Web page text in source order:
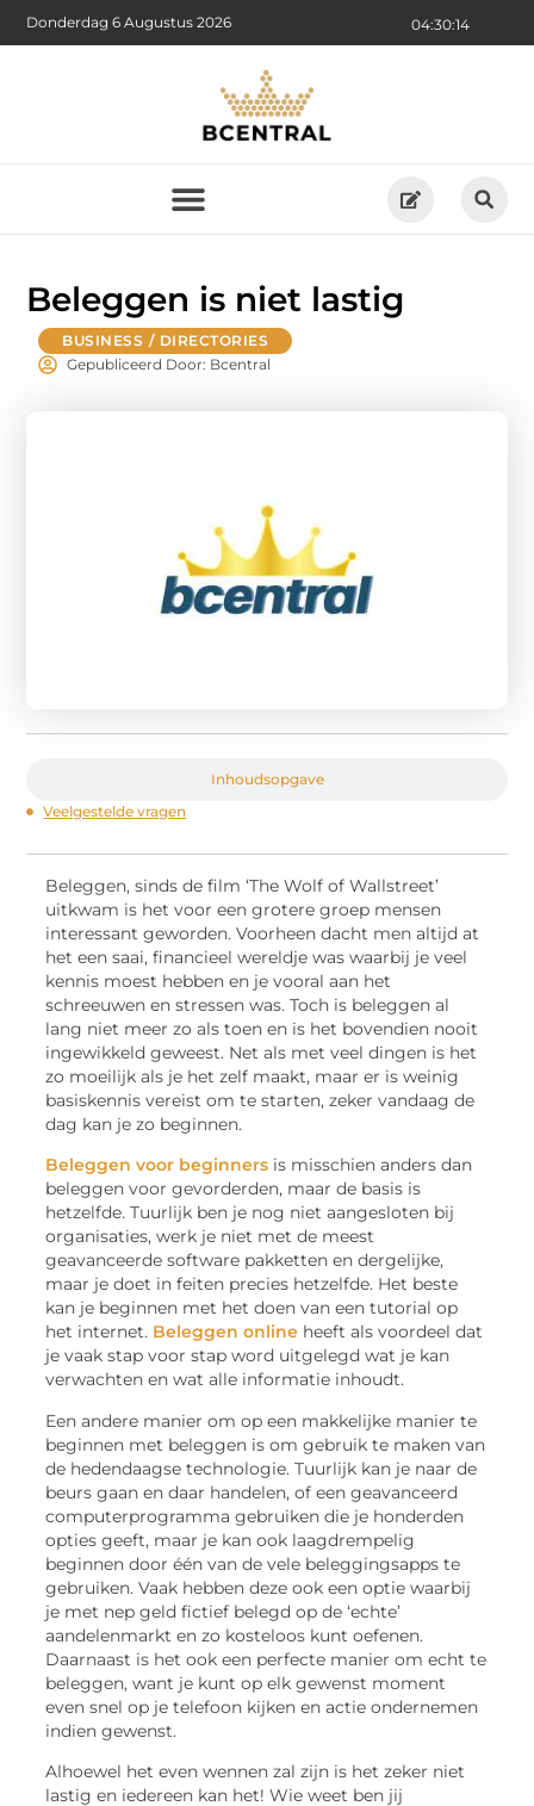
04:30:15
Donderdag 6 Augustus 2026
Beleggen is niet lastig
BUSINESS / DIRECTORIES
Gepubliceerd Door: Bcentral
Inhoudsopgave
Veelgestelde vragen
Beleggen, sinds de film ‘The Wolf of Wallstreet’
uitkwam is het voor een grotere groep mensen
interessant geworden. Voorheen dacht men altijd at
het een saai, financieel wereldje was waarbij je veel
kennis moest hebben en je vooral aan het
schreeuwen en stressen was. Toch is beleggen al
lang niet meer zo als toen en is het bovendien nooit
ingewikkeld geweest. Net als met veel dingen is het
zo moeilijk als je het zelf maakt, maar er is weinig
basiskennis vereist om te starten, zeker vandaag de
dag kan je zo beginnen.
Beleggen voor beginners is misschien anders dan
beleggen voor gevorderden, maar de basis is
hetzelfde. Tuurlijk ben je nog niet aangesloten bij
organisaties, werk je niet met de meest
geavanceerde software pakketten en dergelijke,
maar je doet in feiten precies hetzelfde. Het beste
kan je beginnen met het doen van een tutorial op
het internet. Beleggen online heeft als voordeel dat
je vaak stap voor stap word uitgelegd wat je kan
verwachten en wat alle informatie inhoudt.
Een andere manier om op een makkelijke manier te
beginnen met beleggen is om gebruik te maken van
de hedendaagse technologie. Tuurlijk kan je naar de
beurs gaan en daar handelen, of een geavanceerd
computerprogramma gebruiken die je honderden
opties geeft, maar je kan ook laagdrempelig
beginnen door één van de vele beleggingsapps te
gebruiken. Vaak hebben deze ook een optie waarbij
je met nep geld fictief belegd op de ‘echte’
aandelenmarkt en zo kosteloos kunt oefenen.
Daarnaast is het ook een perfecte manier om echt te
beleggen, want je kunt op elk gewenst moment
even snel op je telefoon kijken en actie ondernemen
indien gewenst.
Alhoewel het even wennen zal zijn is het zeker niet
lastig en iedereen kan het! Wie weet ben jij